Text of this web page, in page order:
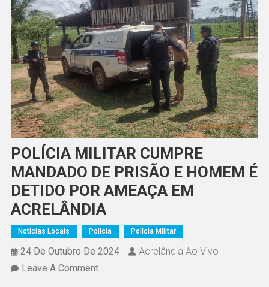
POLÍCIA MILITAR CUMPRE
MANDADO DE PRISÃO E HOMEM É
DETIDO POR AMEAÇA EM
ACRELÂNDIA
Notícias Locais Polícia Polícia Militar
24 De Outubro De 2024
Acrelândia Ao Vivo
Leave A CommentOn